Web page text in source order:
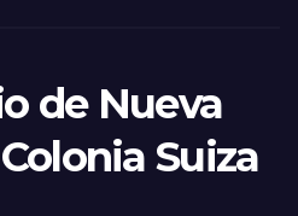
de Nueva
Suiza